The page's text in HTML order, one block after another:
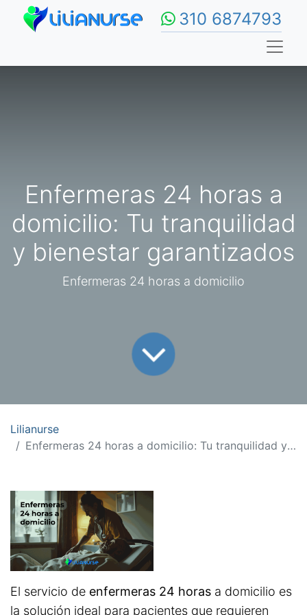
310 6874793
Enfermeras 24 horas a
domicilio: Tu tranquilidad
y bienestar garantizados
Enfermeras 24 horas a domicilio
Lilianurse
Enfermeras 24 horas a domicilio: Tu tranquilidad y bienestar garantizados
El servicio de enfermeras 24 horas a domicilio es
la solución ideal para pacientes que requieren